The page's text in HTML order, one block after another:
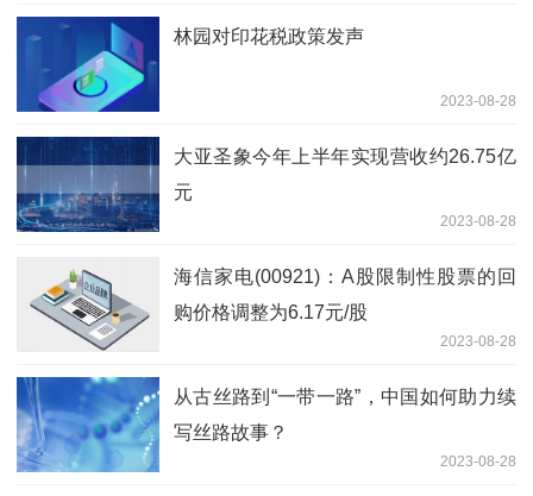
林园对印花税政策发声
2023-08-28
大亚圣象今年上半年实现营收约26.75亿
元
2023-08-28
海信家电(00921)：A股限制性股票的回
购价格调整为6.17元/股
2023-08-28
从古丝路到“一带一路”，中国如何助力续
写丝路故事？
2023-08-28